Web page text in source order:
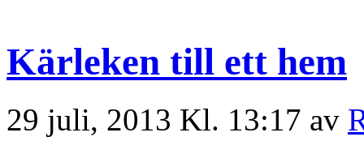
Kärleken till ett hem
29 juli, 2013 Kl. 13:17 av